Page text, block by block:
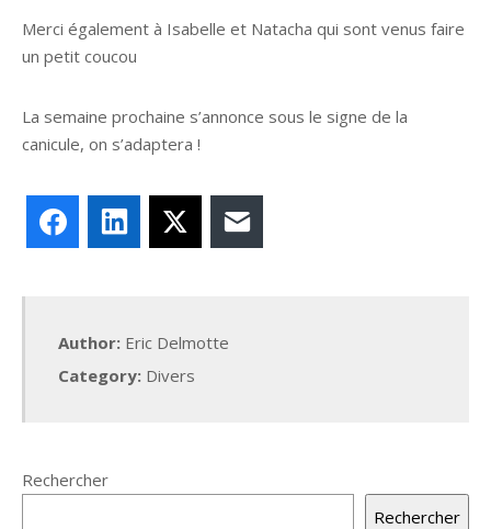
Merci également à Isabelle et Natacha qui sont venus faire
un petit coucou
La semaine prochaine s’annonce sous le signe de la
canicule, on s’adaptera !
FacebookLinkedIn
Author: Eric Delmotte
Category: Divers
Rechercher
Rechercher